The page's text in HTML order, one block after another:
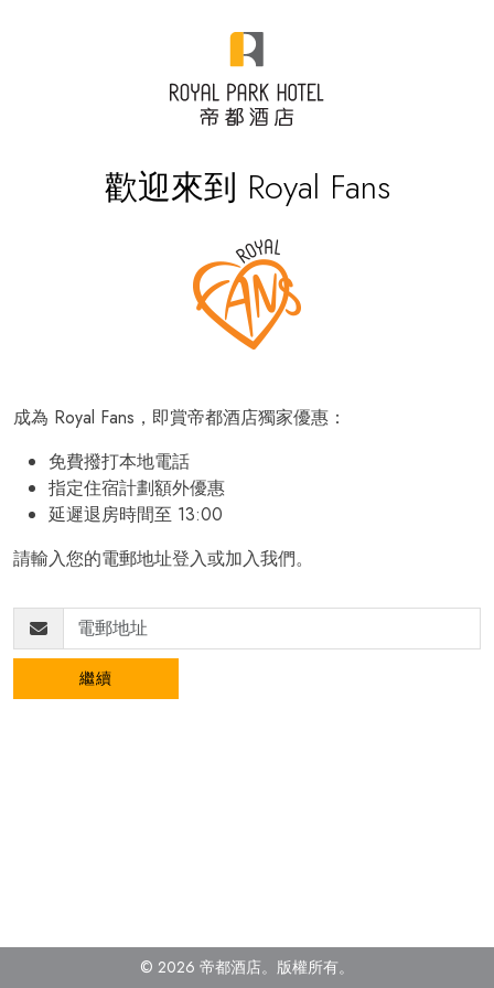
歡迎來到 Royal Fans
成為 Royal Fans，即賞帝都酒店獨家優惠：
免費撥打本地電話
指定住宿計劃額外優惠
延遲退房時間至 13:00
請輸入您的電郵地址登入或加入我們。
繼續
© 2026 帝都酒店。版權所有。